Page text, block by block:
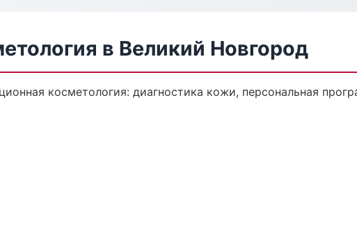
в Великий Новгород
косметология: диагностика кожи, персональная